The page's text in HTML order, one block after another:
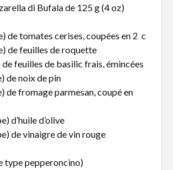
di Bufala de 125 g (4 oz)
de tomates cerises, coupées en 2 c
de feuilles de roquette
feuilles de basilic frais, émincées
de noix de pin
de fromage parmesan, coupé en
d’huile d’olive
de vinaigre de vin rouge
type pepperoncino)
de pain
viande
!
Lolitta